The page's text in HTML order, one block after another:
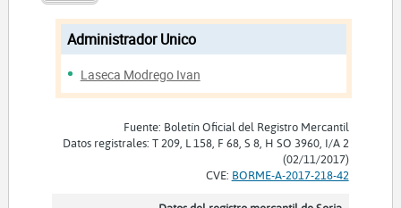
Administrador Unico
Laseca Modrego Ivan
Fuente: Boletín Oficial del Registro Mercantil
Datos registrales: T 209, L 158, F 68, S 8, H SO 3960, I/A 2
(02/11/2017)
CVE: BORME-A-2017-218-42